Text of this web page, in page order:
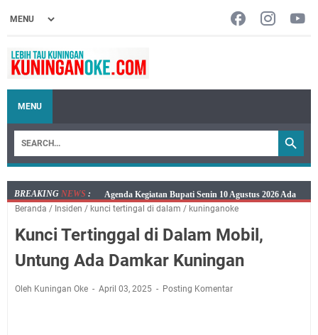
MENU
BREAKING NEWS :
Ini Jadwal Samsat Keliling Kuningan Senin 10 Agustus
2026
Senin 10 Agustus 2026 Lokasi Samsat Keliling
Kaya Salat, Miskin Salat, Apapun Tetap Cari Allah, Ini
Jadwal Salat Wilayah Kuningan Senin 10 Agustus 2026
Beranda / Insiden / kunci tertingal di dalam / kuninganoke
Kunci Tertinggal di Dalam Mobil,
Untung Ada Damkar Kuningan
Oleh Kuningan Oke April 03, 2025 Posting Komentar